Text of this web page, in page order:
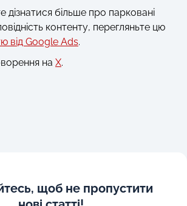
дізнатися більше про парковані
контенту, перегляньте цю
від Google Ads.
на X.
щоб не пропустити